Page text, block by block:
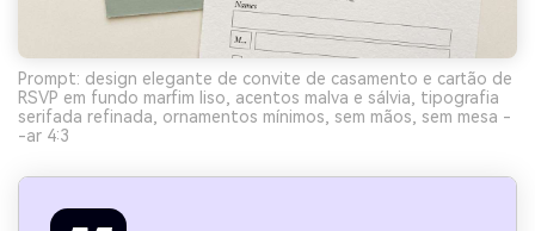
Prompt: design elegante de convite de casamento e cartão de
RSVP em fundo marfim liso, acentos malva e sálvia, tipografia
serifada refinada, ornamentos mínimos, sem mãos, sem mesa -
-ar 4:3